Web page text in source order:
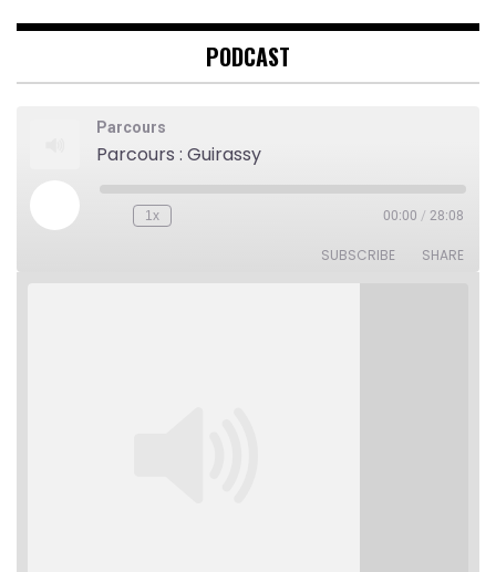
PODCAST
Parcours
Parcours : Guirassy
Play
Episode
Rewind
1x 00:00 / 28:08
SUBSCRIBE SHARE